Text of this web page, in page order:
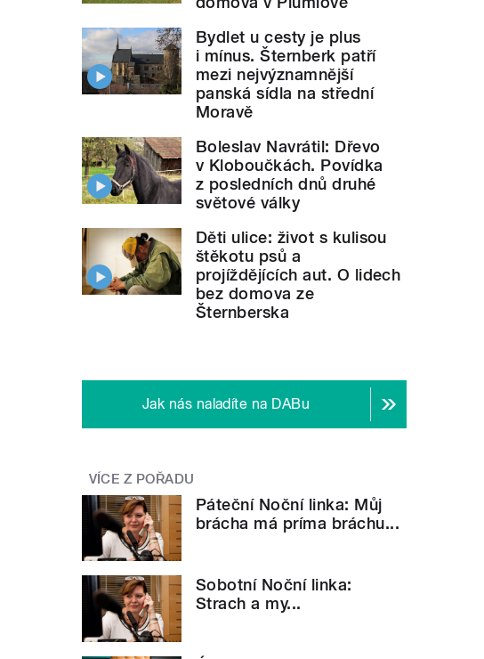
Bydlet u cesty je plus
i mínus. Šternberk patří
mezi nejvýznamnější
panská sídla na střední
Moravě
Boleslav Navrátil: Dřevo
v Kloboučkách. Povídka
z posledních dnů druhé
světové války
Děti ulice: život s kulisou
štěkotu psů a
projíždějících aut. O lidech
bez domova ze
Šternberska
Jak nás naladíte na DABu
VÍCE Z POŘADU
Páteční Noční linka: Můj
brácha má príma bráchu...
Sobotní Noční linka:
Strach a my...